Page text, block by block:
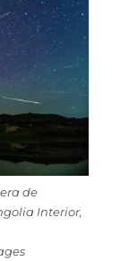
de
Interior,